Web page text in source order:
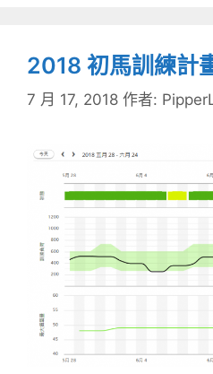
2018 初馬訓練計
7 月 17, 2018 作者: